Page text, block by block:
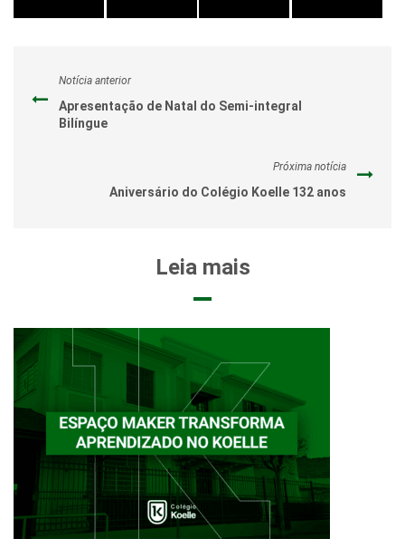
Notícia anterior
Apresentação de Natal do Semi-integral
Bilíngue
Próxima notícia
Aniversário do Colégio Koelle 132 anos
Leia mais